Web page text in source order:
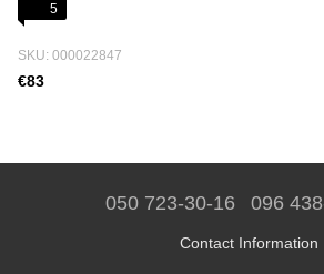
5
SKU: 000022847
€83
050 723-30-16 096
Contact Information